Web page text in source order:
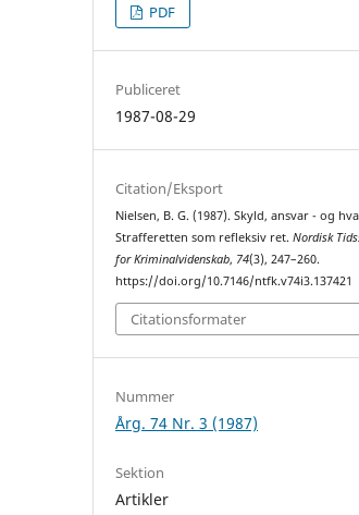
PDF
Publiceret
1987-08-29
Citation/Eksport
Nielsen, B. G. (1987). Skyld, ansvar - og
Strafferetten som refleksiv ret.Nordisk
for Kriminalvidenskab, 74(3), 247–260.
https://doi.org/10.7146/ntfk.v74i3.137421
Citationsformater
Nummer
Årg. 74 Nr. 3 (1987)
Sektion
Artikler